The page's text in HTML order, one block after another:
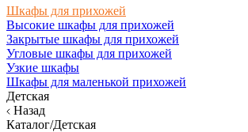
Шкафы для прихожей
Высокие шкафы для прихожей
Закрытые шкафы для прихожей
Угловые шкафы для прихожей
Узкие шкафы
Шкафы для маленькой прихожей
Детская
Назад
Каталог/Детская